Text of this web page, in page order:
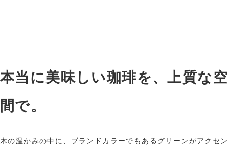
本当に美味しい珈琲を、上質な空
間で。
木の温かみの中に、ブランドカラーでもあるグリーンがアクセン